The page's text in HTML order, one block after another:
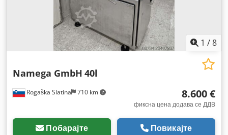
1 /8
Rogaška Slatina 710 km
Namega GmbH 40l
8.600 €
фиксна цена додава се ДДВ
Побарајте Повикајте